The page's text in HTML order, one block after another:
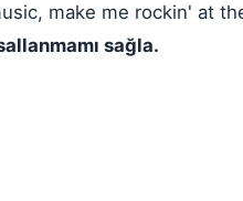
make me rockin' at
sağla.